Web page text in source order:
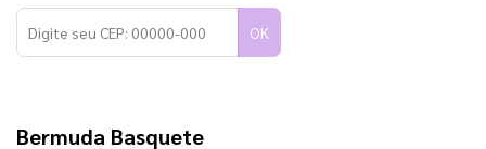
OK
Bermuda Basquete